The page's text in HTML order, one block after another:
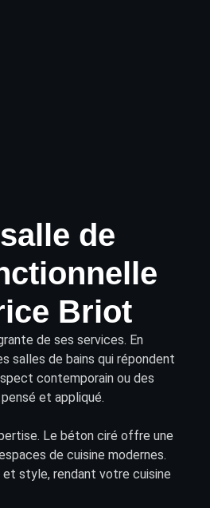
de
Briot
de ses services. En
salles de bains qui répondent
contemporain ou des
et appliqué.
Le béton ciré offre une
de cuisine modernes.
et style, rendant votre cuisine